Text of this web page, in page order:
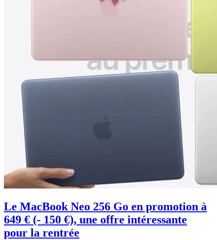
Le MacBook Neo 256 Go en promotion à
649 € (- 150 €), une offre intéressante
pour la rentrée